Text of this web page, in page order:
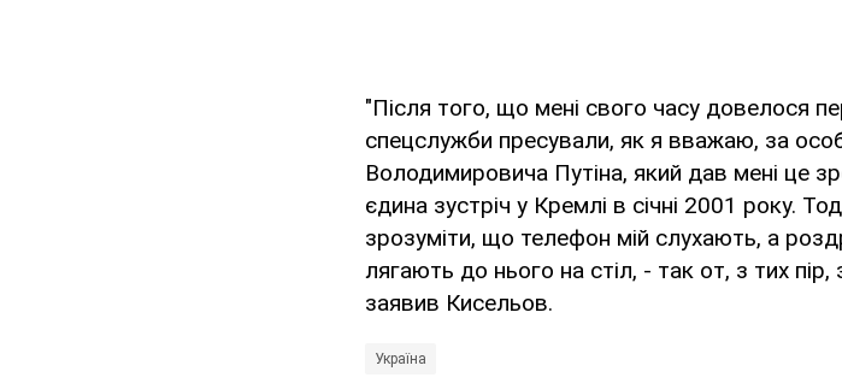
"Після того, що мені свого часу довелося
спецслужби пресували, як я вважаю, за
Володимировича Путіна, який дав мені це
єдина зустріч у Кремлі в січні 2001 року.
зрозуміти, що телефон мій слухають, а
лягають до нього на стіл, - так от, з тих
заявив Кисельов.
Україна